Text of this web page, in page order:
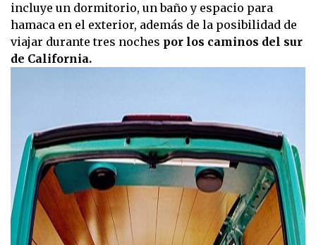
incluye un dormitorio, un baño y espacio para
hamaca en el exterior, además de la posibilidad de
viajar durante tres noches por los caminos del sur
de California.